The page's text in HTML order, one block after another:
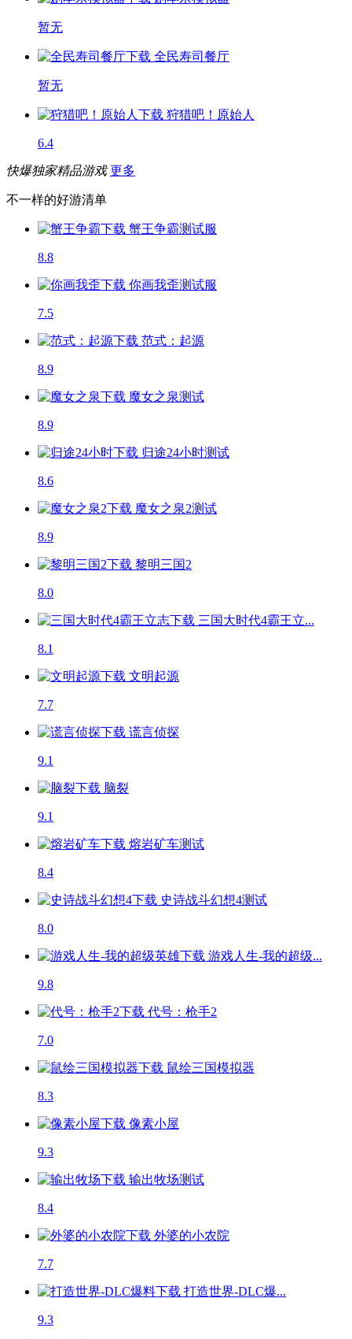
暂无
全民寿司餐厅
暂无
狩猎吧！原始人
6.4
快爆独家精品游戏 更多
不一样的好游清单
蟹王争霸测试服
8.8
你画我歪测试服
7.5
范式：起源
8.9
魔女之泉测试
8.9
归途24小时测试
8.6
魔女之泉2测试
8.9
黎明三国2
8.0
三国大时代4霸王立...
8.1
文明起源
7.7
谎言侦探
9.1
脑裂
9.1
熔岩矿车测试
8.4
史诗战斗幻想4测试
8.0
游戏人生-我的超级...
9.8
代号：枪手2
7.0
鼠绘三国模拟器
8.3
像素小屋
9.3
输出牧场测试
8.4
外婆的小农院
7.7
打造世界-DLC爆...
9.3